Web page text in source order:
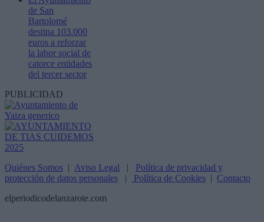
de San
Bartolomé
destina 103.000
euros a reforzar
la labor social de
catorce entidades
del tercer sector
PUBLICIDAD
Quiénes Somos | Aviso Legal | Política de privacidad y
protección de datos personales | Política de Cookies | Contacto
elperiodicodelanzarote.com